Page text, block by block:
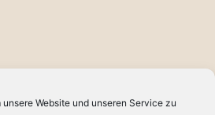
Website und unseren Service zu